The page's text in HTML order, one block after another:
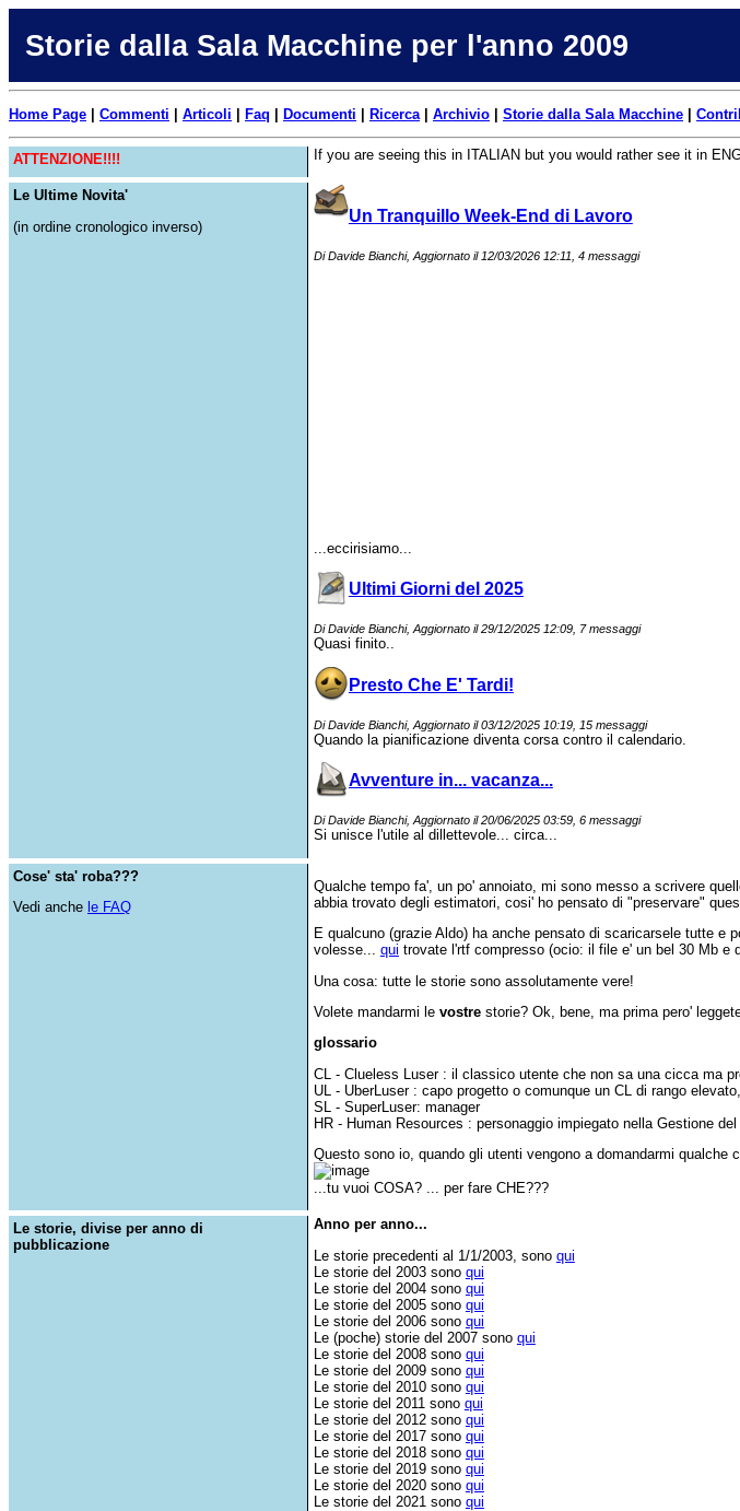
Storie dalla Sala Macchine per l'anno 2009
Home Page Commenti Articoli Faq Documenti Ricerca Archivio Storie dalla Sala Macchine
ATTENZIONE!!!! If you are seeing this in ITALIAN but you would rather see it in
Le Ultime Novita'
(in ordine cronologico inverso)
Un Tranquillo Week-End di Lavoro
Di Davide Bianchi, Aggiornato il 12/03/2026 12:11, 4 messaggi
...eccirisiamo...
Ultimi Giorni del 2025
Di Davide Bianchi, Aggiornato il 29/12/2025 12:09, 7 messaggi
Quasi finito..
Presto Che E' Tardi!
Di Davide Bianchi, Aggiornato il 03/12/2025 10:19, 15 messaggi
Quando la pianificazione diventa corsa contro il calendario.
Avventure in... vacanza...
Di Davide Bianchi, Aggiornato il 20/06/2025 03:59, 6 messaggi
Si unisce l'utile al dillettevole... circa...
Cose' sta' roba???
Vedi anche le FAQ
Qualche tempo fa', un po' annoiato, mi sono messo a scrivere
abbia trovato degli estimatori, cosi' ho pensato di "preservare"
E qualcuno (grazie Aldo) ha anche pensato di scaricarsele tutte e
volesse... qui trovate l'rtf compresso (ocio: il file e' un bel 30 Mb e
Una cosa: tutte le storie sono assolutamente vere!
Volete mandarmi le vostrestorie? Ok, bene, ma prima pero'
glossario
CL - Clueless Luser : il classico utente che non sa una cicca ma
UL - UberLuser : capo progetto o comunque un CL di rango
SL - SuperLuser: manager
HR - Human Resources : personaggio impiegato nella Gestione
Questo sono io, quando gli utenti vengono a domandarmi qualche
...tu vuoi COSA? ... per fare CHE???
Le storie, divise per anno di
pubblicazione
Anno per anno...
Le storie precedenti al 1/1/2003, sono qui
Le storie del 2003 sono qui
Le storie del 2004 sono qui
Le storie del 2005 sono qui
Le storie del 2006 sono qui
Le (poche) storie del 2007 sono qui
Le storie del 2008 sono qui
Le storie del 2009 sono qui
Le storie del 2010 sono qui
Le storie del 2011 sono qui
Le storie del 2012 sono qui
Le storie del 2017 sono qui
Le storie del 2018 sono qui
Le storie del 2019 sono qui
Le storie del 2020 sono qui
Le storie del 2021 sono qui